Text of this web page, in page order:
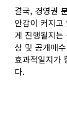
결국, 경영권
안감이 커지
게 진행될지
상 및 공개매
효과적일지가
다.